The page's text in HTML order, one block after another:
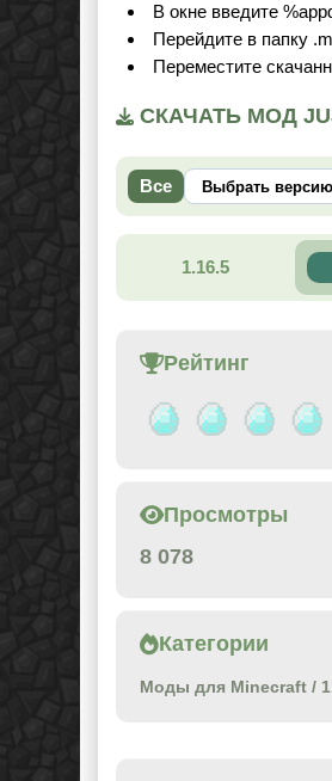
В окне введите
Перейдите в папку
Переместите
СКАЧАТЬ МОД
Все
1.16.5
Рейтинг
Просмотры
8 078
Категории
Моды для Minecraft /